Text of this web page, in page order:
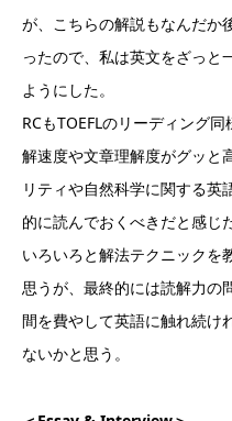
が、こちらの解説もなんだか
ったので、私は英文をざっと
ようにした。
RCもTOEFLのリーディング
解速度や文章理解度がグッと
リティや自然科学に関する英
的に読んでおくべきだと感じた
いろいろと解法テクニックを
思うが、最終的には読解力の
間を費やして英語に触れ続け
ないかと思う。